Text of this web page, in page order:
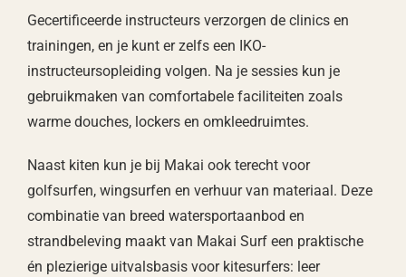
Gecertificeerde instructeurs verzorgen de clinics en
trainingen, en je kunt er zelfs een IKO-
instructeursopleiding volgen. Na je sessies kun je
gebruikmaken van comfortabele faciliteiten zoals
warme douches, lockers en omkleedruimtes.
Naast kiten kun je bij Makai ook terecht voor
golfsurfen, wingsurfen en verhuur van materiaal. Deze
combinatie van breed watersportaanbod en
strandbeleving maakt van Makai Surf een praktische
én plezierige uitvalsbasis voor kitesurfers: leer